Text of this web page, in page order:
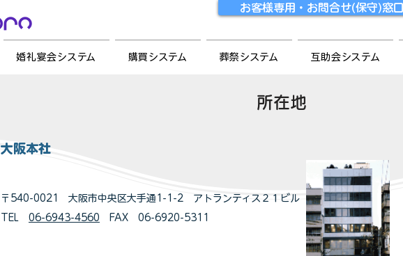
お客様専用・お問合せ(保守)窓口
婚礼宴会システム 購買システム 葬祭システム 互助会システム
所在地
大阪本社
〒540-0021 大阪市中央区大手通1-1-2 アトランティス２１ビル
TEL 06-6943-4560 ​ FAX 06-6920-5311